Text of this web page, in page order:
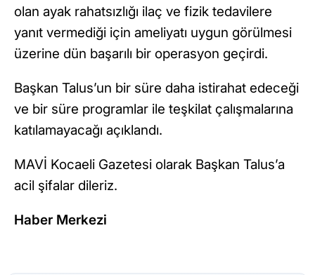
olan ayak rahatsızlığı ilaç ve fizik tedavilere
yanıt vermediği için ameliyatı uygun görülmesi
üzerine dün başarılı bir operasyon geçirdi.
Başkan Talus’un bir süre daha istirahat edeceği
ve bir süre programlar ile teşkilat çalışmalarına
katılamayacağı açıklandı.
MAVİ Kocaeli Gazetesi olarak Başkan Talus’a
acil şifalar dileriz.
Haber Merkezi